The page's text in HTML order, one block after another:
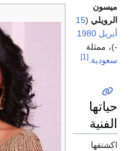
ميسون
الرويلي (
15
أبريل 1980
-)، ممثلة
سعودية [1]
حياتها
الفنية
اكشتفها